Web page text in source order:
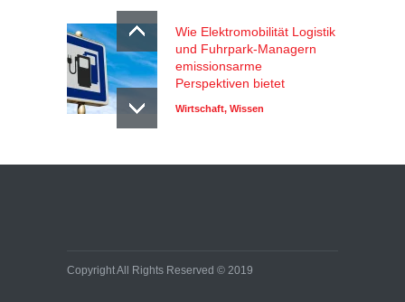
Wie Elektromobilität Logistik
und Fuhrpark-Managern
emissionsarme
Perspektiven bietet
Wirtschaft, Wissen
Copyright All Rights Reserved © 2019